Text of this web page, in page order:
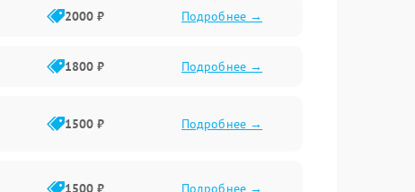
2000 ₽ Подробнее →
1800 ₽ Подробнее →
1500 ₽ Подробнее →
1500 ₽ Подробнее →